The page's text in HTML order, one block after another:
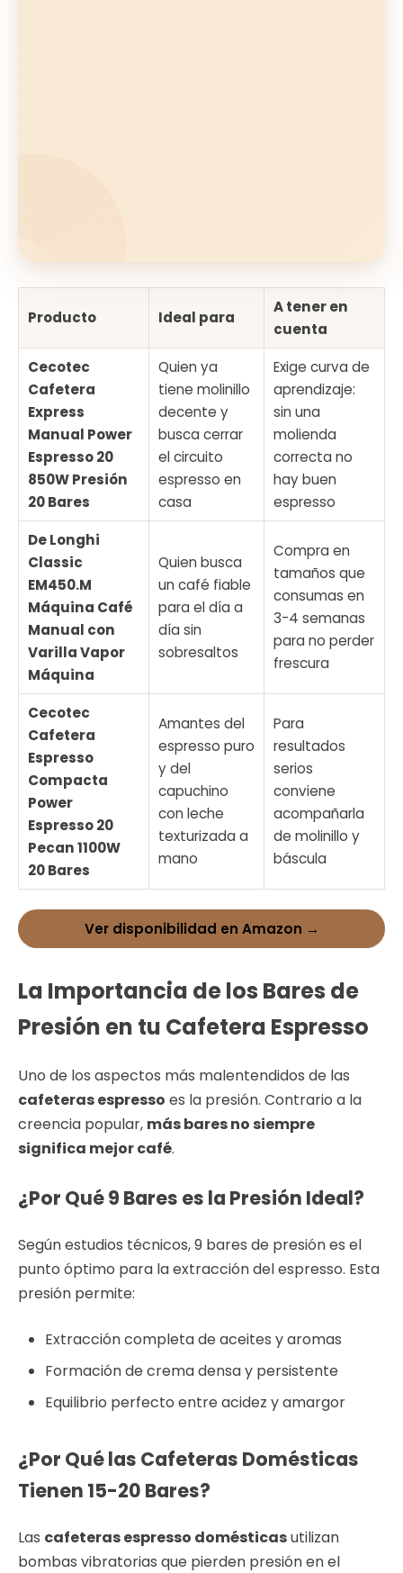
Producto Ideal para
A tener en
cuenta
Cecotec
Cafetera
Express
Manual Power
Espresso 20
850W Presión
20 Bares
Quien ya
tiene molinillo
decente y
busca cerrar
el circuito
espresso en
casa
Exige curva de
aprendizaje:
sin una
molienda
correcta no
hay buen
espresso
De Longhi
Classic
EM450.M
Máquina Café
Manual con
Varilla Vapor
Máquina
Quien busca
un café fiable
para el día a
día sin
sobresaltos
Compra en
tamaños que
consumas en
3-4 semanas
para no perder
frescura
Cecotec
Cafetera
Espresso
Compacta
Power
Espresso 20
Pecan 1100W
20 Bares
Amantes del
espresso puro
y del
capuchino
con leche
texturizada a
mano
Para
resultados
serios
conviene
acompañarla
de molinillo y
báscula
Ver disponibilidad en Amazon →
La Importancia de los Bares de
Presión en tu Cafetera Espresso
Uno de los aspectos más malentendidos de las
cafeteras espresso es la presión. Contrario a la
creencia popular, más bares no siempre
significa mejor café.
¿Por Qué 9 Bares es la Presión Ideal?
Según estudios técnicos, 9 bares de presión es el
punto óptimo para la extracción del espresso. Esta
presión permite:
Extracción completa de aceites y aromas
Formación de crema densa y persistente
Equilibrio perfecto entre acidez y amargor
¿Por Qué las Cafeteras Domésticas
Tienen 15-20 Bares?
Las cafeteras espresso domésticasutilizan
bombas vibratorias que pierden presión en el